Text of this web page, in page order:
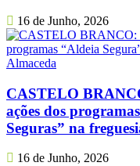
16 de Junho, 2026
CASTELO
ações dos
Seguras” na
16 de Junho, 2026